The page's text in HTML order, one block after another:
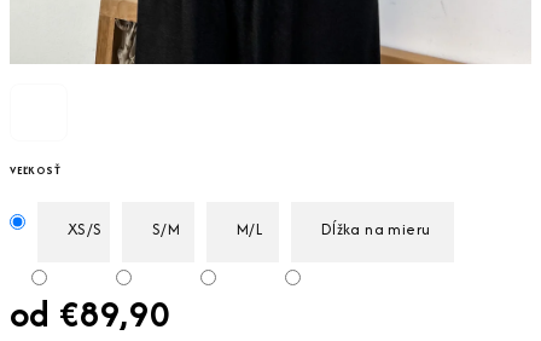
VEĽKOSŤ
XS/S S/M M/L Dĺžka na mieru
od €89,90